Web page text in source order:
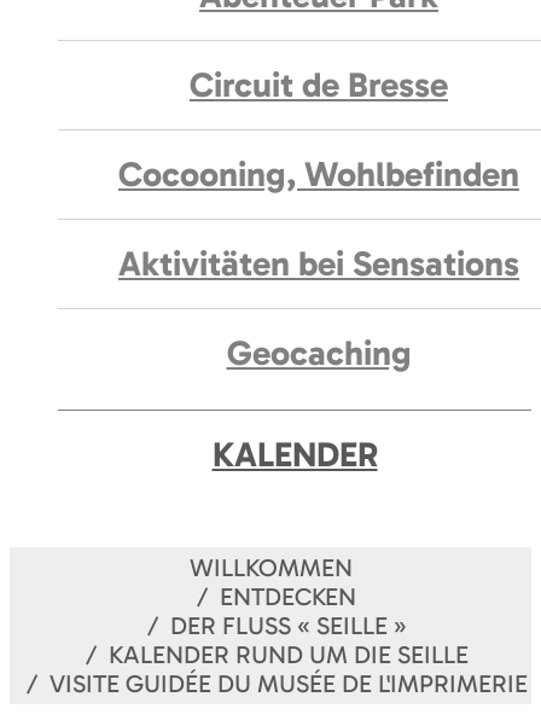
Circuit de Bresse
Cocooning, Wohlbefinden
Aktivitäten bei Sensations
Geocaching
KALENDER
WILLKOMMEN
ENTDECKEN
DER FLUSS « SEILLE »
KALENDER RUND UM DIE SEILLE
VISITE GUIDÉE DU MUSÉE DE L'IMPRIMERIE